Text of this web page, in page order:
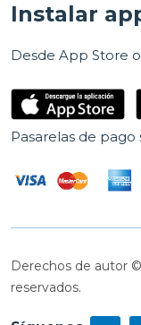
Instalar
Desde App Store
Pasarelas de pago
Derechos de autor
reservados.